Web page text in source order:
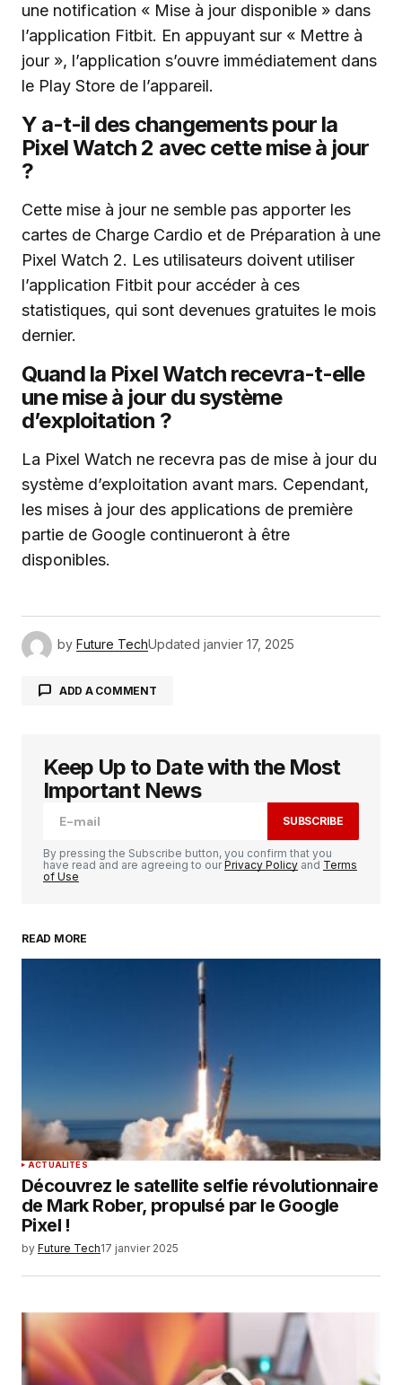
une notification « Mise à jour disponible » dans
l’application Fitbit. En appuyant sur « Mettre à
jour », l’application s’ouvre immédiatement dans
le Play Store de l’appareil.
Y a-t-il des changements pour la
Pixel Watch 2 avec cette mise à jour
?
Cette mise à jour ne semble pas apporter les
cartes de Charge Cardio et de Préparation à une
Pixel Watch 2. Les utilisateurs doivent utiliser
l’application Fitbit pour accéder à ces
statistiques, qui sont devenues gratuites le mois
dernier.
Quand la Pixel Watch recevra-t-elle
une mise à jour du système
d’exploitation ?
La Pixel Watch ne recevra pas de mise à jour du
système d’exploitation avant mars. Cependant,
les mises à jour des applications de première
partie de Google continueront à être
disponibles.
by Future TechUpdated janvier 17, 2025
ADD A COMMENT
Votre adresse e-mail ne sera pas publiée. Les
champs obligatoires sont indiqués avec
Your Name
Enregistrer mon nom, mon e-mail et mon
site dans le navigateur pour mon prochain
SUBMIT COMMENT
Keep Up to Date with the Most
Important News
SUBSCRIBE
By pressing the Subscribe button, you confirm that you
have read and are agreeing to ourPrivacy Policy and Terms
of Use
READ MORE
ACTUALITÉS
Découvrez le satellite selfie révolutionnaire
de Mark Rober, propulsé par le Google
Pixel !
by Future Tech17 janvier 2025